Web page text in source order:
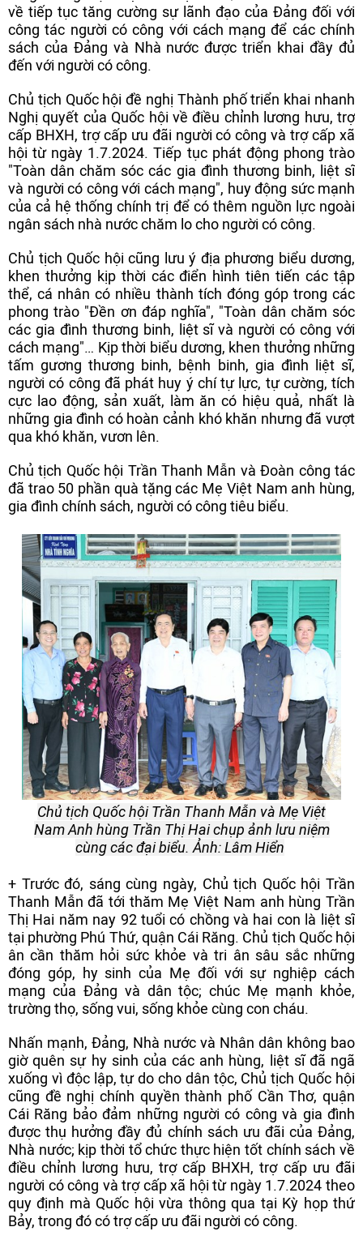
về tiếp tục tăng cường sự lãnh đạo của Đảng đối với
công tác người có công với cách mạng để các chính
sách của Đảng và Nhà nước được triển khai đầy đủ
đến với người có công.
Chủ tịch Quốc hội đề nghị Thành phố triển khai nhanh
Nghị quyết của Quốc hội về điều chỉnh lương hưu, trợ
cấp BHXH, trợ cấp ưu đãi người có công và trợ cấp xã
hội từ ngày 1.7.2024. Tiếp tục phát động phong trào
"Toàn dân chăm sóc các gia đình thương binh, liệt sĩ
và người có công với cách mạng", huy động sức mạnh
của cả hệ thống chính trị để có thêm nguồn lực ngoài
ngân sách nhà nước chăm lo cho người có công.
Chủ tịch Quốc hội cũng lưu ý địa phương biểu dương,
khen thưởng kịp thời các điển hình tiên tiến các tập
thể, cá nhân có nhiều thành tích đóng góp trong các
phong trào "Đền ơn đáp nghĩa", "Toàn dân chăm sóc
các gia đình thương binh, liệt sĩ và người có công với
cách mạng"… Kịp thời biểu dương, khen thưởng những
tấm gương thương binh, bệnh binh, gia đình liệt sĩ,
người có công đã phát huy ý chí tự lực, tự cường, tích
cực lao động, sản xuất, làm ăn có hiệu quả, nhất là
những gia đình có hoàn cảnh khó khăn nhưng đã vượt
qua khó khăn, vươn lên.
Chủ tịch Quốc hội Trần Thanh Mẫn và Đoàn công tác
đã trao 50 phần quà tặng các Mẹ Việt Nam anh hùng,
gia đình chính sách, người có công tiêu biểu.
Chủ tịch Quốc hội Trần Thanh Mẫn và Mẹ Việt
Nam Anh hùng Trần Thị Hai chụp ảnh lưu niệm
cùng các đại biểu. Ảnh: Lâm Hiển
+ Trước đó, sáng cùng ngày, Chủ tịch Quốc hội Trần
Thanh Mẫn đã tới thăm Mẹ Việt Nam anh hùng Trần
Thị Hai năm nay 92 tuổi có chồng và hai con là liệt sĩ
tại phường Phú Thứ, quận Cái Răng. Chủ tịch Quốc hội
ân cần thăm hỏi sức khỏe và tri ân sâu sắc những
đóng góp, hy sinh của Mẹ đối với sự nghiệp cách
mạng của Đảng và dân tộc; chúc Mẹ mạnh khỏe,
trường thọ, sống vui, sống khỏe cùng con cháu.
Nhấn mạnh, Đảng, Nhà nước và Nhân dân không bao
giờ quên sự hy sinh của các anh hùng, liệt sĩ đã ngã
xuống vì độc lập, tự do cho dân tộc, Chủ tịch Quốc hội
cũng đề nghị chính quyền thành phố Cần Thơ, quận
Cái Răng bảo đảm những người có công và gia đình
được thụ hưởng đầy đủ chính sách ưu đãi của Đảng,
Nhà nước; kịp thời tổ chức thực hiện tốt chính sách về
điều chỉnh lương hưu, trợ cấp BHXH, trợ cấp ưu đãi
người có công và trợ cấp xã hội từ ngày 1.7.2024 theo
quy định mà Quốc hội vừa thông qua tại Kỳ họp thứ
Bảy, trong đó có trợ cấp ưu đãi người có công.